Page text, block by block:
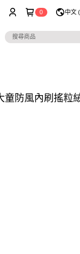
0 中文
童防風內刷搖粒